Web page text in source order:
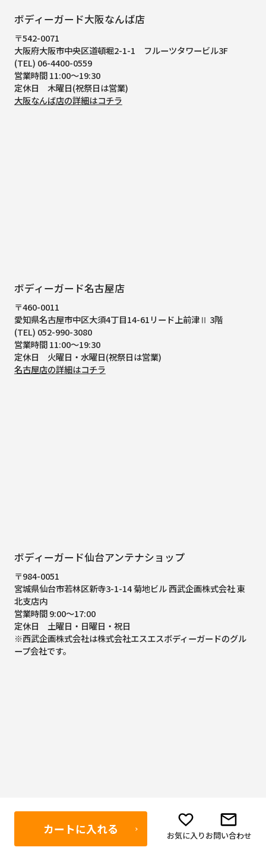
カートに入れる お気に入りお問い合わせ
ボディーガード大阪なんば店
〒542-0071
大阪府大阪市中央区道頓堀2-1-1
フルーツタワービル3F
(TEL) 06-4400-0559
営業時間 11:00～19:30
定休日 木曜日(祝祭日は営業)
大阪なんば店の詳細はコチラ
ボディーガード名古屋店
〒460-0011
愛知県名古屋市中区大須4丁目14-61リード上前津Ⅱ 3階
(TEL) 052-990-3080
営業時間 11:00～19:30
定休日 火曜日・水曜日(祝祭日は営業)
名古屋店の詳細はコチラ
ボディーガード仙台アンテナショップ
〒984-0051
宮城県仙台市若林区新寺3-1-14 菊地ビル 西武企画株式会社 東
北支店内
営業時間 9:00～17:00
定休日 土曜日・日曜日・祝日
※西武企画株式会社は株式会社エスエスボディーガードのグル
ープ会社です。